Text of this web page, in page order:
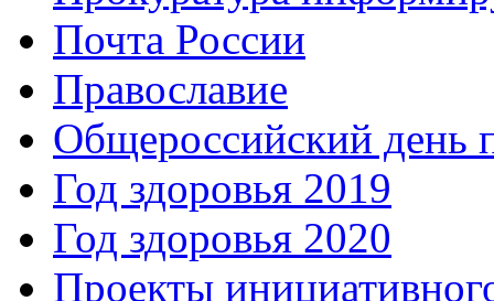
Почта России
Православие
Общероссийский день
Год здоровья 2019
Год здоровья 2020
Проекты